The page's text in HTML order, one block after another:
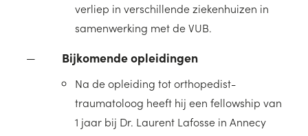
verliep in verschillende ziekenhuizen in
samenwerking met de VUB.
Bijkomende opleidingen
Na de opleiding tot orthopedist-
traumatoloog heeft hij een fellowship van
1 jaar bij Dr. Laurent Lafosse in Annecy